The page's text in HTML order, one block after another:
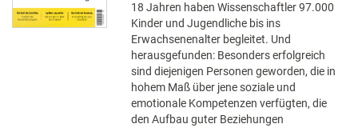
18 Jahren haben Wissenschaftler 97.000
Kinder und Jugendliche bis ins
Erwachsenenalter begleitet. Und
herausgefunden: Besonders erfolgreich
sind diejenigen Personen geworden, die in
hohem Maß über jene soziale und
emotionale Kompetenzen verfügten, die
den Aufbau guter Beziehungen